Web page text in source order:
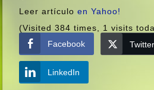
Leer artí­culoen Yahoo!
(Visited 384 times, 1 visits
Facebook
LinkedIn